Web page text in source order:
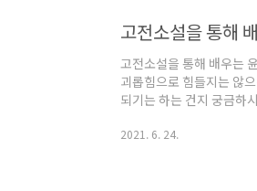
고전소설을 통해
고전소설을 통해 배우는
괴롭힘으로 힘들지는 않
되기는 하는 건지 궁금하
2021. 6. 24.